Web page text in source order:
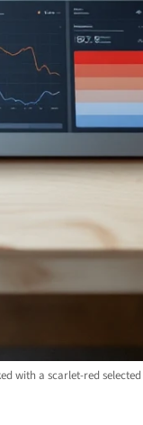
with a scarlet-red